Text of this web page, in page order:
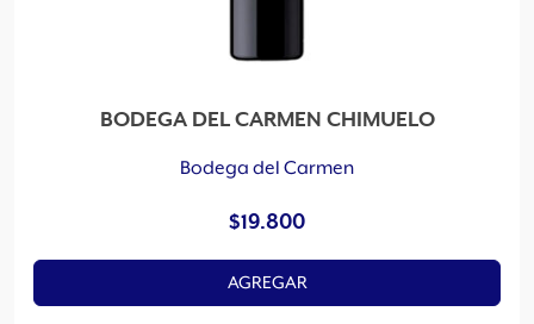
BODEGA DEL CARMEN CHIMUELO
Bodega del Carmen
$19.800
AGREGAR